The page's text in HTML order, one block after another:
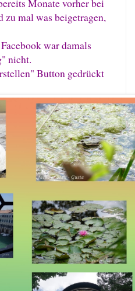
Monate vorher bei
zu mal was beigetragen,
war damals
nicht.
Button gedrückt